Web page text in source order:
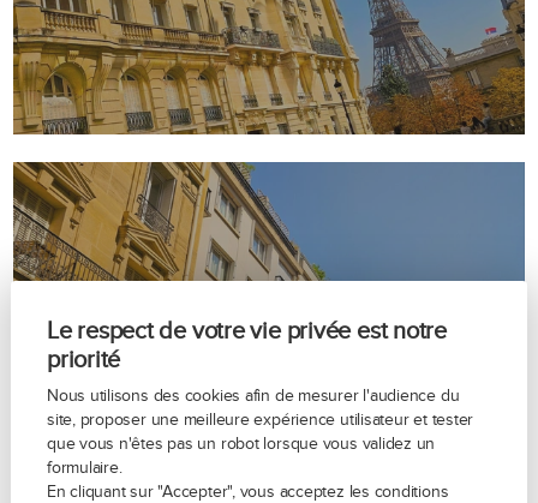
Le respect de votre vie privée est notre
priorité
Nous utilisons des cookies afin de mesurer l'audience du
site, proposer une meilleure expérience utilisateur et tester
que vous n'êtes pas un robot lorsque vous validez un
formulaire.
En cliquant sur "Accepter", vous acceptez les conditions
Avenue de l'Abbé Roussel - Paris 16